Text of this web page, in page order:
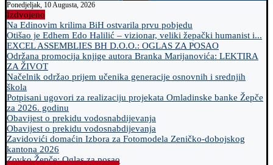
Ponedjeljak, 10 Augusta, 2026
Izdvojeno
Na Edinovim krilima BiH ostvarila prvu pobjedu
Otišao je Edhem Edo Halilić – vizionar, veliki žepački humanist i...
EXCEL ASSEMBLIES BH D.O.O.: OGLAS ZA POSAO
Održana promocija knjige autora Branka Marijanovića: LEKTIRA
ZA ŽIVOT
Načelnik održao prijem učenika generacije osnovnih i srednjih
škola
Potpisani ugovori za realizaciju projekata Omladinske banke Žepče
za 2026. godinu
Obavijest o prekidu vodosnabdijevanja
Obavijest o prekidu vodosnabdijevanja
Zavidovići domaćin Izbora za Fotomodela Zeničko-dobojskog
kantona 2026
Zovko Žepče: Oglas za posao